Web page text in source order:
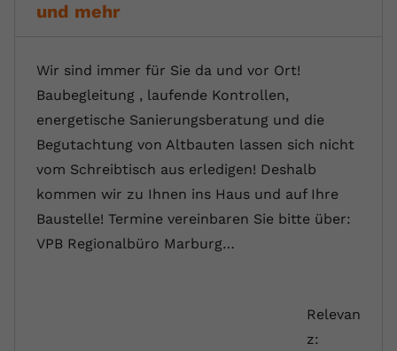
und mehr
Wir sind immer für Sie da und vor Ort!
Baubegleitung , laufende Kontrollen,
energetische Sanierungsberatung und die
Begutachtung von Altbauten lassen sich nicht
vom Schreibtisch aus erledigen! Deshalb
kommen wir zu Ihnen ins Haus und auf Ihre
Baustelle! Termine vereinbaren Sie bitte über:
VPB Regionalbüro Marburg…
Relevan
z: